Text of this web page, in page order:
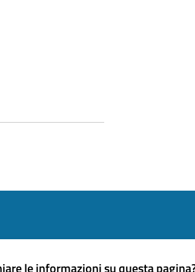
le informazioni su questa